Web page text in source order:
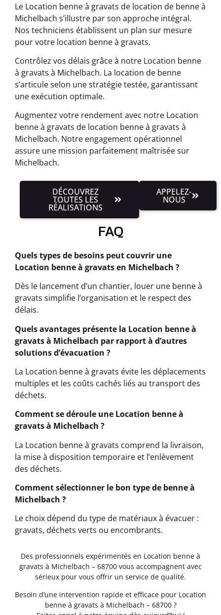
Le Location benne à gravats de location de benne à
Michelbach s’illustre par son approche intégral.
Nos techniciens établissent un plan sur mesure
pour votre location benne à gravats.
Contrôlez vos délais grâce à notre Location benne
à gravats à Michelbach. La location de benne
s’articule selon une stratégie testée, garantissant
une exécution optimale.
Augmentez votre rendement avec notre Location
benne à gravats de location benne à gravats à
Michelbach. Notre engagement opérationnel
assure une mission parfaitement maîtrisée sur
Michelbach.
DÉCOUVREZ
TOUTES LES
RÉALISATIONS
APPELEZ-
NOUS
FAQ
Quels types de besoins peut couvrir une
Location benne à gravats en Michelbach ?
Dès le lancement d’un chantier, louer une benne à
gravats simplifie l’organisation et le respect des
délais.
Quels avantages présente la Location benne à
gravats à Michelbach par rapport à d’autres
solutions d’évacuation ?
La Location benne à gravats évite les déplacements
multiples et les coûts cachés liés au transport des
déchets.
Comment se déroule une Location benne à
gravats à Michelbach ?
La Location benne à gravats comprend la livraison,
la mise à disposition temporaire et l’enlèvement
des déchets.
Comment sélectionner le bon type de benne à
Michelbach ?
Le choix dépend du type de matériaux à évacuer :
gravats, déchets verts ou encombrants.
Des professionnels expérimentés en Location benne à
gravats à Michelbach – 68700 vous accompagnent avec
sérieux pour vous offrir un service de qualité.
Besoin d’une intervention rapide et efficace pour Location
benne à gravats à Michelbach – 68700 ?